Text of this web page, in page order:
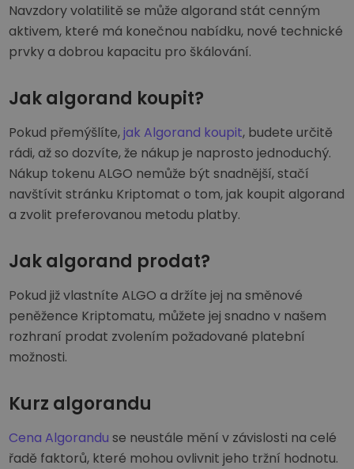
Navzdory volatilitě se může algorand stát cenným
aktivem, které má konečnou nabídku, nové technické
prvky a dobrou kapacitu pro škálování.
Jak algorand koupit?
Pokud přemýšlíte,jak Algorand koupit, budete určitě
rádi, až so dozvíte, že nákup je naprosto jednoduchý.
Nákup tokenu ALGO nemůže být snadnější, stačí
navštívit stránku Kriptomat o tom, jak koupit algorand
a zvolit preferovanou metodu platby.
Jak algorand prodat?
Pokud již vlastníte ALGO a držíte jej na směnové
peněžence Kriptomatu, můžete jej snadno v našem
rozhraní prodat zvolením požadované platební
možnosti.
Kurz algorandu
Cena Algorandu se neustále mění v závislosti na celé
řadě faktorů, které mohou ovlivnit jeho tržní hodnotu.